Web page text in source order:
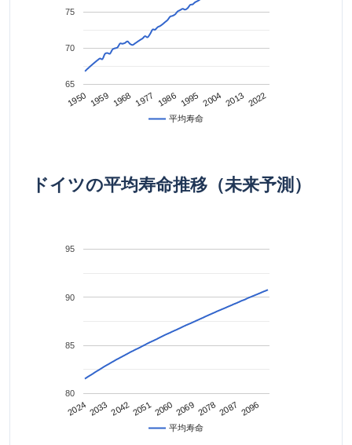
平均寿命
1950 1959 1968 1977 1986 1995 2004 2013 2022
65
70
75
ドイツの平均寿命推移（未来予測）
平均寿命
2024 2033204220512060 2069 20782087 2096
80
85
90
95